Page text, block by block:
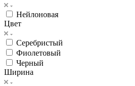
Нейлоновая
Цвет
Серебристый
Фиолетовый
Черный
Ширина